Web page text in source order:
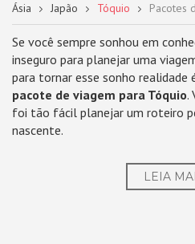
Ásia Japão Tóquio Pacotes
Se você sempre sonhou em
inseguro para planejar uma
para tornar esse sonho
pacote de viagem para Tóquio.
foi tão fácil planejar um roteiro
nascente.
LEIA